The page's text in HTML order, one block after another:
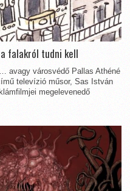
falakról tudni kell
avagy városvédő Pallas Athéné
televízió műsor, Sas István
megelevenedő